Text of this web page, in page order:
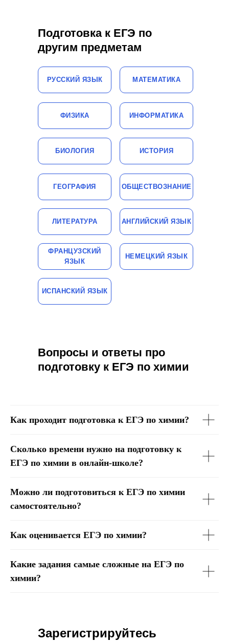
Подготовка к ЕГЭ по
другим предметам
РУССКИЙ ЯЗЫК МАТЕМАТИКА
ФИЗИКА ИНФОРМАТИКА
БИОЛОГИЯ ИСТОРИЯ
ГЕОГРАФИЯ ОБЩЕСТВОЗНАНИЕ
ЛИТЕРАТУРА
ИСПАНСКИЙ ЯЗЫК
АНГЛИЙСКИЙ ЯЗЫК
ФРАНЦУЗСКИЙ
ЯЗЫК
НЕМЕЦКИЙ ЯЗЫК
Вопросы и ответы про
подготовку к ЕГЭ по химии
Как проходит подготовка к ЕГЭ по химии?
Сколько времени нужно на подготовку к
ЕГЭ по химии в онлайн-школе?
Можно ли подготовиться к ЕГЭ по химии
самостоятельно?
Как оценивается ЕГЭ по химии?
Какие задания самые сложные на ЕГЭ по
химии?
Зарегистрируйтесь